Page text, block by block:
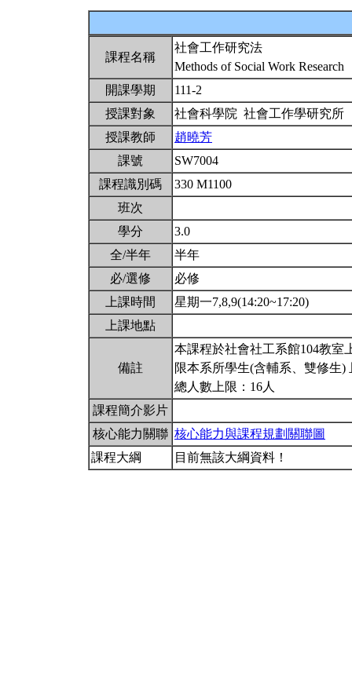
課程名稱
社會工作研究法
Methods of Social Work Research
開課學期
111-2
授課對象
社會科學院 社會工作學研究所
授課教師
趙曉芳
課號
SW7004
課程識別碼
330 M1100
班次
學分
3.0
全/半年
半年
必/選修
必修
上課時間
星期一7,8,9(14:20~17:20)
上課地點
備註
本課程於社會社工系館104教室
限本系所學生(含輔系、雙修生)
總人數上限：16人
課程簡介影片
核心能力關聯 核心能力與課程規劃關聯圖
課程大綱
目前無該大綱資料！